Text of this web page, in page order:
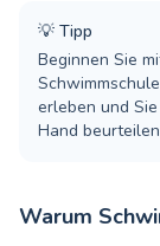
💡 Tipp
Beginnen Sie
erleben und
Hand
Warum